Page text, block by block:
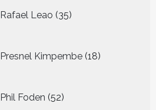
Rafael Leao 35
producten
Presnel Kimpembe 18
producten
Phil Foden 52
producten